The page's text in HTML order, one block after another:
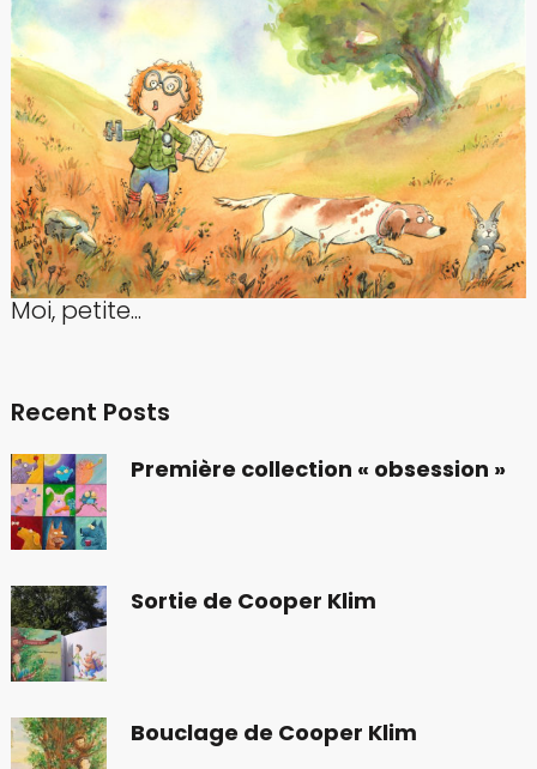
Moi, petite...
Recent Posts
Première collection « obsession »
Sortie de Cooper Klim
Bouclage de Cooper Klim